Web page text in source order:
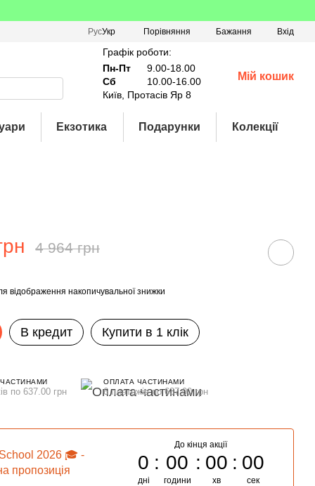
РусУкр Порівняння Бажання Вхід
Графік роботи:
Пн-Пт
9.00-18.00
Сб
10.00-16.00
Київ, Протасів Яр 8
Мій кошик
Екзотика Подарунки Колекції
4 964 грн
відображення накопичувальної знижки
В кредит Купити в 1 клік
по 637.00 грн
ОПЛАТА ЧАСТИНАМИ
6 платежів по 637.00 грн
2026 🎓 -
пропозиція
До кінця акції
0
дні
00
години
00
хв
00
сек